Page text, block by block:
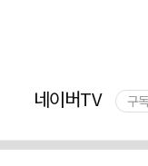
네이버TV 구